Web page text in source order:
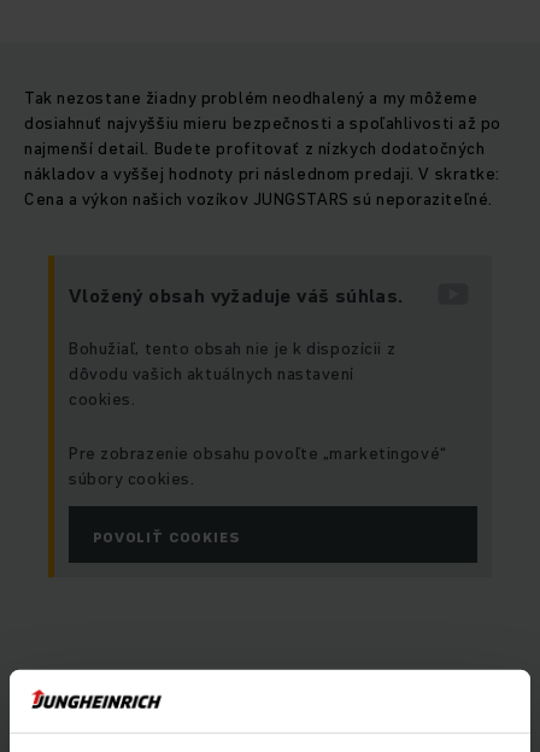
Tak nezostane žiadny problém neodhalený a my môžeme
dosiahnuť najvyššiu mieru bezpečnosti a spoľahlivosti až po
najmenší detail. Budete profitovať z nízkych dodatočných
nákladov a vyššej hodnoty pri následnom predaji. V skratke:
Cena a výkon našich vozíkov JUNGSTARS sú neporaziteľné.
Vložený obsah vyžaduje váš súhlas.
Bohužiaľ, tento obsah nie je k dispozícii z
dôvodu vašich aktuálnych nastavení
cookies.
Pre zobrazenie obsahu povoľte „marketingové“
súbory cookies.
POVOLIŤ COOKIES